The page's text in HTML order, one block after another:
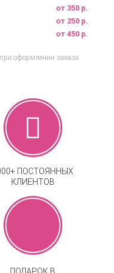
от 350 р.
от 250 р.
от 450 р.
оформлении заказа
ПОСТОЯННЫХ
КЛИЕНТОВ
ПОДАРОК В